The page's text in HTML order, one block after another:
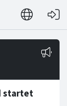
startet